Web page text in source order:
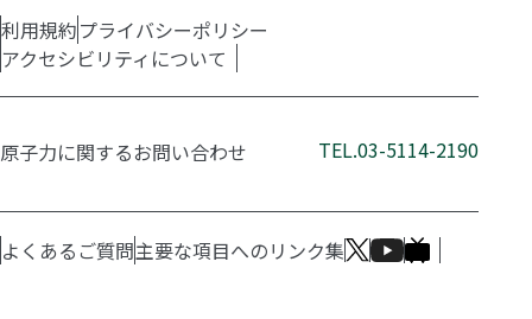
利用規約プライバシーポリシー
アクセシビリティについて
原子力に関するお問い合わせ TEL.03-5114-2190
よくあるご質問主要な項目へのリンク集